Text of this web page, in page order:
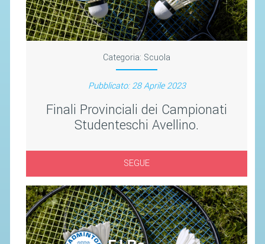
Categoria: Scuola
Pubblicato: 28 Aprile 2023
Finali Provinciali dei Campionati
Studenteschi Avellino.
SEGUE
COMUNICATI
ATTI UFFICIALI
SOCIETÀ
CAMPIONATI
CALENDARIO
FIBA NAZIONALE